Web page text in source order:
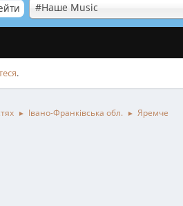
#Наше Music
.
► Івано-Франківська обл. ► Яремче